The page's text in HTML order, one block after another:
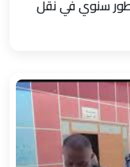
سنوي في نقل